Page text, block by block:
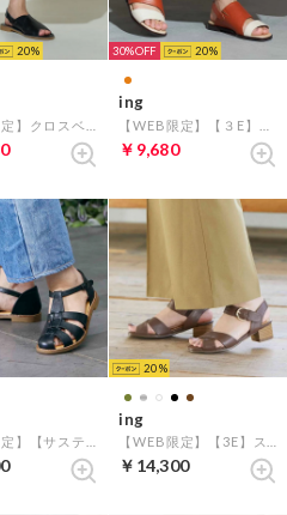
20 30% 20
ing
￥9,680
20
ing
￥14,300